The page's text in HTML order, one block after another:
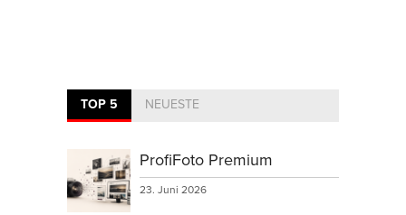
TOP 5 NEUESTE
ProfiFoto Premium
23. Juni 2026